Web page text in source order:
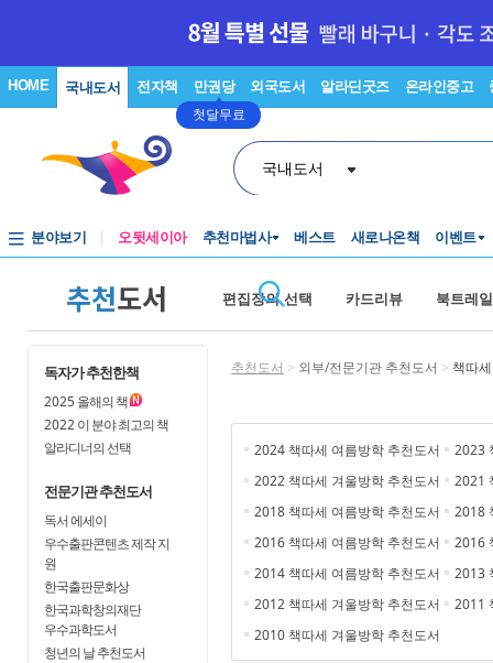
HOME 국내도서 전자책 만권당
첫달무료
외국도서 알라딘굿즈 온라인중고
국내도서
분야보기 오뒷세이아 추천마법사 베스트 새로나온책 이벤트
추천도서 편집장의 선택 카드리뷰 북트레
독자가 추천한책
2025올해의 책
2022이 분야 최고의 책
알라디너의 선택
전문기관 추천도서
독서 에세이
우수출판콘텐츠 제작 지
원
한국출판문화상
한국과학창의재단
우수과학도서
청년의 날 추천도서
추천도서 > 외부/전문기관 추천도서 > 책따
2024 책따세 여름방학 추천도서
2023
2022 책따세 겨울방학 추천도서
2021
2018 책따세 여름방학 추천도서
2018
2016 책따세 여름방학 추천도서
2016
2014 책따세 여름방학 추천도서
2013
2012 책따세 겨울방학 추천도서
2011
2010 책따세 겨울방학 추천도서